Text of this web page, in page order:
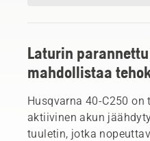
Laturin
mahdollistaa
Husqvarna 40-C250
aktiivinen akun
tuuletin, jotka